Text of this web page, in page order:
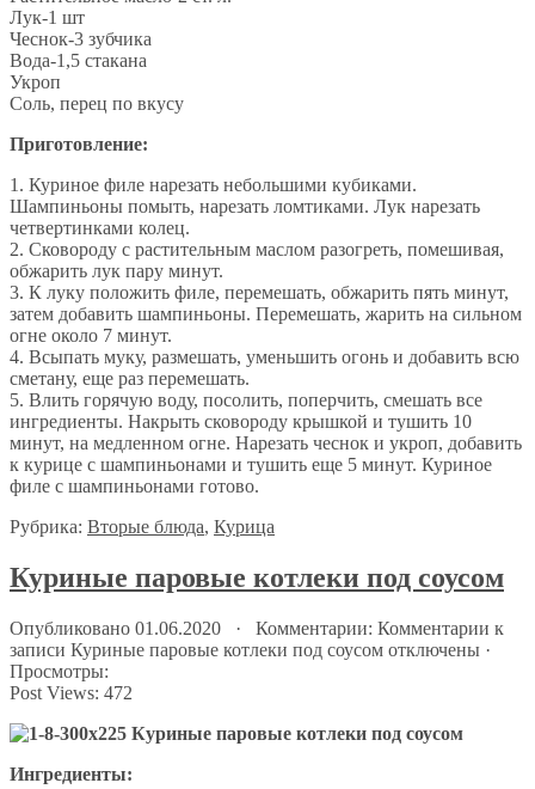
Лук-1 шт
Чеснок-3 зубчика
Вода-1,5 стакана
Укроп
Соль, перец по вкусу
Приготовление:
1. Куриное филе нарезать небольшими кубиками.
Шампиньоны помыть, нарезать ломтиками. Лук нарезать
четвертинками колец.
2. Сковороду с растительным маслом разогреть, помешивая,
обжарить лук пару минут.
3. К луку положить филе, перемешать, обжарить пять минут,
затем добавить шампиньоны. Перемешать, жарить на сильном
огне около 7 минут.
4. Всыпать муку, размешать, уменьшить огонь и добавить всю
сметану, еще раз перемешать.
5. Влить горячую воду, посолить, поперчить, смешать все
ингредиенты. Накрыть сковороду крышкой и тушить 10
минут, на медленном огне. Нарезать чеснок и укроп, добавить
к курице с шампиньонами и тушить еще 5 минут. Куриное
филе с шампиньонами готово.
Рубрика: Вторые блюда, Курица
Куриные паровые котлеки под соусом
Опубликовано 01.06.2020 · Комментарии: Комментарии к
записи Куриные паровые котлеки под соусом отключены ·
Просмотры:
Post Views: 472
Ингредиенты: